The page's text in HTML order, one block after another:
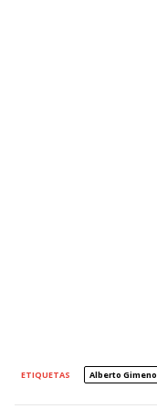
ETIQUETAS Alberto Gimeno